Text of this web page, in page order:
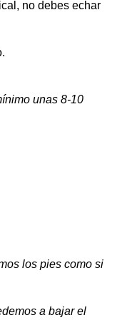
no debes echar
unas 8-10
los pies como si
a bajar el